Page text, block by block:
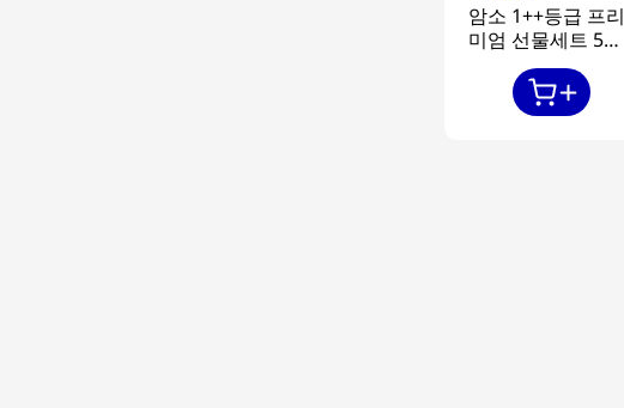
암소 1++등급 프리
미엄 선물세트 5호
2.4kg (등심400g 2
팩 + 특수부위400g
+ 불고기400g + 국